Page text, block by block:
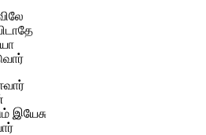
இயேசு